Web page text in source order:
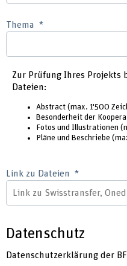
Thema
Zur Prüfung Ihres Projekts
Dateien:
Abstract (max. 1'500
Besonderheit der
Fotos und Illustrationen
Pläne und Beschriebe
Link zu Dateien
Datenschutz
Datenschutzerklärung der